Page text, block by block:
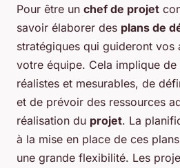
Pour être un chef de projet
savoir élaborer des plans de
stratégiques qui guideront vos
votre équipe. Cela implique
réalistes et mesurables, de
et de prévoir des ressources
réalisation du projet. La
à la mise en place de ces
une grande flexibilité. Les